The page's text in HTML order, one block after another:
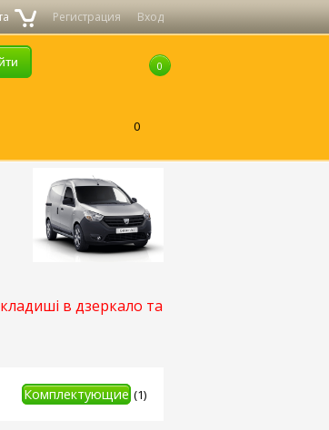
Регистрация Вход
0
0
в дзеркало та
Комплектующие (1)